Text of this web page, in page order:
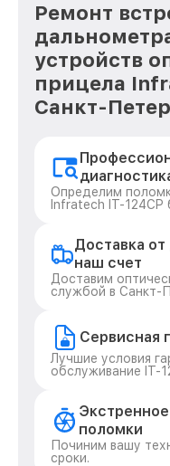
Ремонт
устройств
прицела
Санкт-
Определим
Infratech IT-124CP
Доставка
наш счет
Доставим
службой в Санкт-
Сервисная
Лучшие условия
обслуживание IT-
поломки
Починим вашу
сроки.